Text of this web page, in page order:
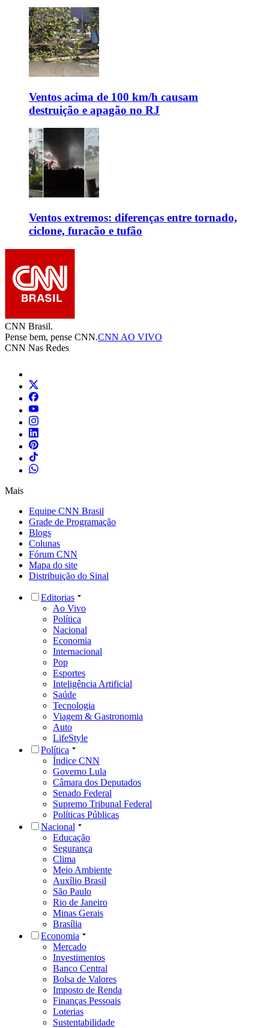
Ventos acima de 100 km/h causam
destruição e apagão no RJ
Ventos extremos: diferenças entre tornado,
ciclone, furacão e tufão
CNN Brasil.
Pense bem, pense CNN.CNN AO VIVO
CNN Nas Redes
Mais
Equipe CNN Brasil
Grade de Programação
Blogs
Colunas
Fórum CNN
Mapa do site
Distribuição do Sinal
Editorias
Ao Vivo
Política
Nacional
Economia
Internacional
Pop
Esportes
Inteligência Artificial
Saúde
Tecnologia
Viagem & Gastronomia
Auto
LifeStyle
Política
Índice CNN
Governo Lula
Câmara dos Deputados
Senado Federal
Supremo Tribunal Federal
Políticas Públicas
Nacional
Educação
Segurança
Clima
Meio Ambiente
Auxílio Brasil
São Paulo
Rio de Janeiro
Minas Gerais
Brasília
Economia
Mercado
Investimentos
Banco Central
Bolsa de Valores
Imposto de Renda
Finanças Pessoais
Loterias
Sustentabilidade